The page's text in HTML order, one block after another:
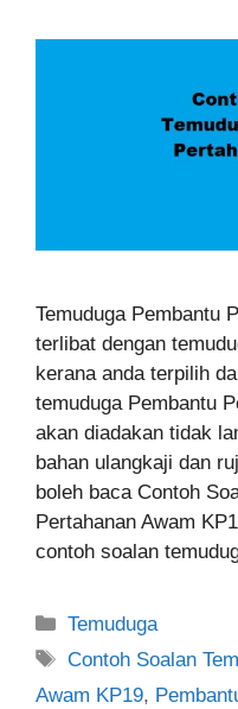
Temuduga Pembantu
terlibat dengan
kerana anda terpilih
temuduga Pembantu
akan diadakan tidak
bahan ulangkaji dan
boleh baca Contoh
Pertahanan Awam
contoh soalan
Categories
Temuduga
Tags
Contoh Soalan
Awam KP19,